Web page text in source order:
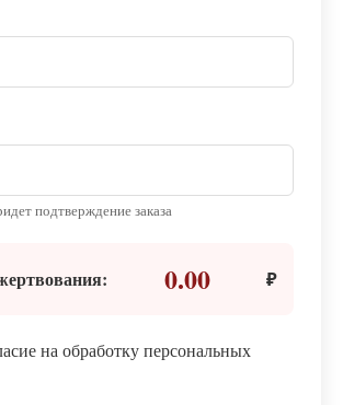
подтверждение заказа
0.00 ₽
на обработку персональных